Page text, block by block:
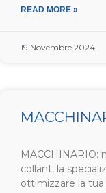
READ MORE »
19 Novembre 2024
MACCHINARIO:
collant, la
ottimizzare la